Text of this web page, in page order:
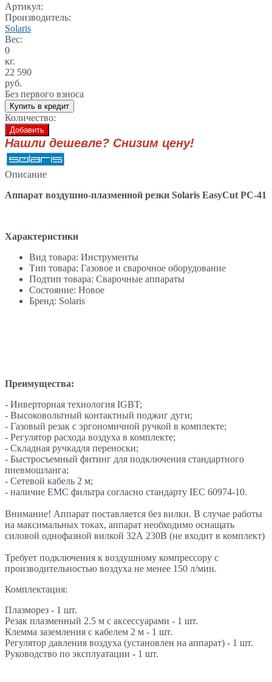
Артикул:
Производитель:
Solaris
Вес:
0
кг.
22 590
руб.
Без первого взноса
Купить в кредит
Количество:
Добавить
Нашли дешевле? Снизим цену!
Описание
Аппарат воздушно-плазменной резки Solaris EasyCut PC-41
Характеристики
Вид товара: Инструменты
Тип товара: Газовое и сварочное оборудование
Подтип товара: Сварочные аппараты
Состояние: Новое
Бренд: Solaris
Преимущества:
- Инверторная технология IGBT;
- Высоковольтный контактный поджиг дуги;
- Газовый резак с эргономичной ручкой в комплекте;
- Регулятор расхода воздуха в комплекте;
- Складная ручкадля переноски;
- Быстросъемный фитинг для подключения стандартного
пневмошланга;
- Сетевой кабель 2 м;
- наличие ЕМС фильтра согласно стандарту IEC 60974-10.
Внимание! Аппарат поставляется без вилки. В случае работы
на максимальных токах, аппарат необходимо оснащать
силовой однофазной вилкой 32А 230В (не входит в комплект)
Требует подключения к воздушному компрессору с
производительностью воздуха не менее 150 л/мин.
Комплектация:
Плазморез - 1 шт.
Резак плазменный 2.5 м с аксессуарами - 1 шт.
Клемма заземления с кабелем 2 м - 1 шт.
Регулятор давления воздуха (установлен на аппарат) - 1 шт.
Руководство по эксплуатации - 1 шт.